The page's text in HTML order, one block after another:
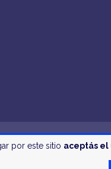
por este sitio aceptás el
de Teléfonos Celulares y